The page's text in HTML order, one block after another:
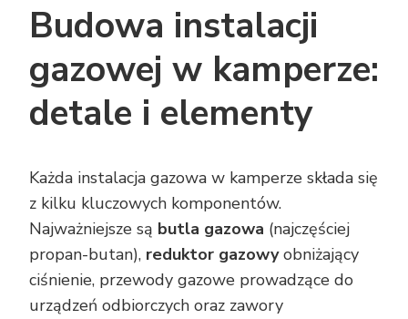
Budowa instalacji
gazowej w kamperze:
detale i elementy
Każda instalacja gazowa w kamperze składa się
z kilku kluczowych komponentów.
Najważniejsze są butla gazowa (najczęściej
propan-butan), reduktor gazowyobniżający
ciśnienie, przewody gazowe prowadzące do
urządzeń odbiorczych oraz zawory